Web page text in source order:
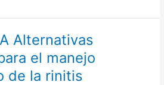
Alternativas
el manejo
de la rinitis